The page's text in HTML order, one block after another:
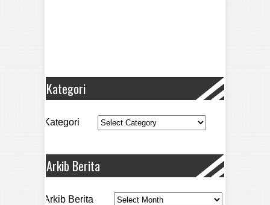
Kategori
Kategori
Arkib Berita
Arkib Berita